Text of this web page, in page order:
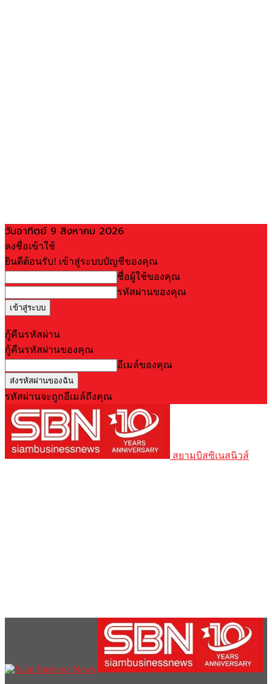
วันอาทิตย์ 9 สิงหาคม 2026
ลงชื่อเข้าใช้
ยินดีต้อนรับ! เข้าสู่ระบบบัญชีของคุณ
ชื่อผู้ใช้ของคุณ
รหัสผ่านของคุณ
กู้คืนรหัสผ่าน
กู้คืนรหัสผ่านของคุณ
อีเมล์ของคุณ
รหัสผ่านจะถูกอีเมล์ถึงคุณ
สยามบิสซิเนสนิวส์